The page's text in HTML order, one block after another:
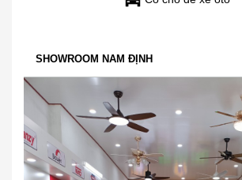
SHOWROOM NAM ĐỊNH